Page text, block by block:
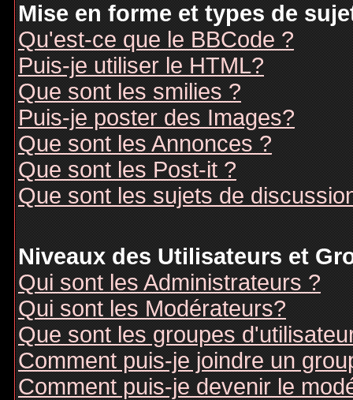
Mise en forme et types de
Qu'est-ce que le BBCode ?
Puis-je utiliser le HTML?
Que sont les smilies ?
Puis-je poster des Images?
Que sont les Annonces ?
Que sont les Post-it ?
Que sont les sujets de
Niveaux des Utilisateurs et
Qui sont les Administrateurs ?
Qui sont les Modérateurs?
Que sont les groupes
Comment puis-je joindre un
Comment puis-je devenir le